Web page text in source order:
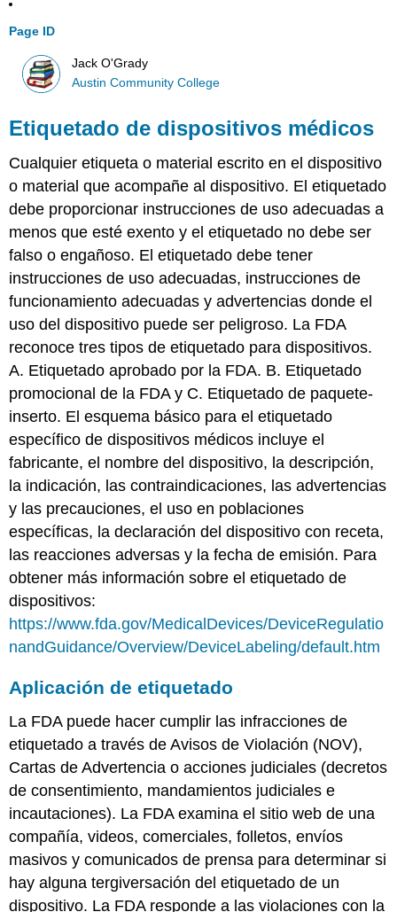
Page ID
Jack O'Grady
Austin Community College
Etiquetado de dispositivos médicos
Cualquier etiqueta o material escrito en el dispositivo
o material que acompañe al dispositivo. El etiquetado
debe proporcionar instrucciones de uso adecuadas a
menos que esté exento y el etiquetado no debe ser
falso o engañoso. El etiquetado debe tener
instrucciones de uso adecuadas, instrucciones de
funcionamiento adecuadas y advertencias donde el
uso del dispositivo puede ser peligroso. La FDA
reconoce tres tipos de etiquetado para dispositivos.
A. Etiquetado aprobado por la FDA. B. Etiquetado
promocional de la FDA y C. Etiquetado de paquete-
inserto. El esquema básico para el etiquetado
específico de dispositivos médicos incluye el
fabricante, el nombre del dispositivo, la descripción,
la indicación, las contraindicaciones, las advertencias
y las precauciones, el uso en poblaciones
específicas, la declaración del dispositivo con receta,
las reacciones adversas y la fecha de emisión. Para
obtener más información sobre el etiquetado de
dispositivos:
https://www.fda.gov/MedicalDevices/DeviceRegulatio
nandGuidance/Overview/DeviceLabeling/default.htm
Aplicación de etiquetado
La FDA puede hacer cumplir las infracciones de
etiquetado a través de Avisos de Violación (NOV),
Cartas de Advertencia o acciones judiciales (decretos
de consentimiento, mandamientos judiciales e
incautaciones). La FDA examina el sitio web de una
compañía, videos, comerciales, folletos, envíos
masivos y comunicados de prensa para determinar si
hay alguna tergiversación del etiquetado de un
dispositivo. La FDA responde a las violaciones con la